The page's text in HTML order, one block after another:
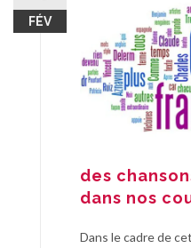
FÉV
des
dans nos
Dans le cadre de